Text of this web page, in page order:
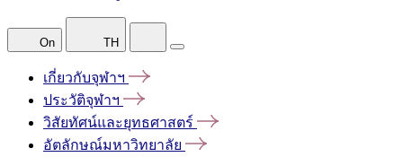
On TH
เกี่ยวกับจุฬาฯ
ประวัติจุฬาฯ
วิสัยทัศน์และยุทธศาสตร์
อัตลักษณ์มหาวิทยาลัย